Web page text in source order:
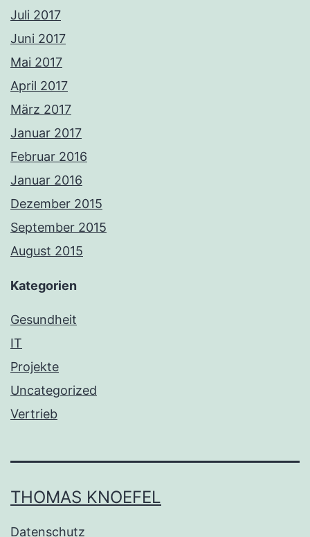
Juli 2017
Juni 2017
Mai 2017
April 2017
März 2017
Januar 2017
Februar 2016
Januar 2016
Dezember 2015
September 2015
August 2015
Kategorien
Gesundheit
IT
Projekte
Uncategorized
Vertrieb
THOMAS KNOEFEL
Datenschutz